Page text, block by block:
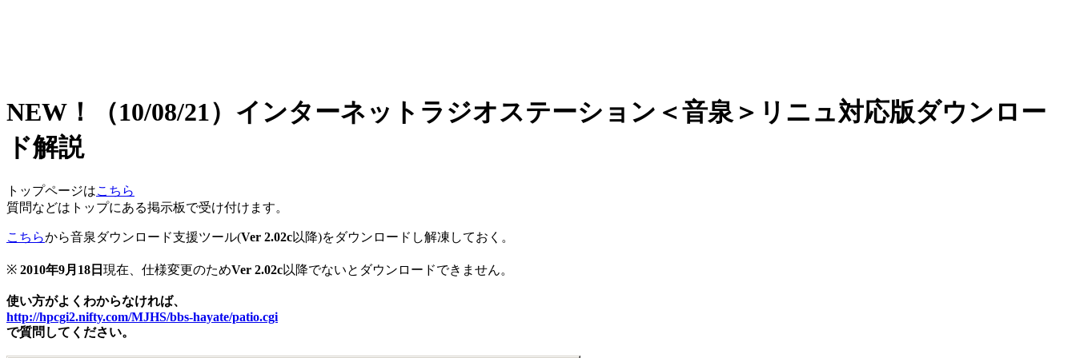
NEW！（10/08/21）インターネットラジオステーション＜音泉＞リニュ対応版ダウンロー
ド解説
トップページはこちら
質問などはトップにある掲示板で受け付けます。
こちらから音泉ダウンロード支援ツール(Ver 2.02c以降)をダウンロードし解凍しておく。
※ 2010年9月18日 現在、仕様変更のためVer 2.02c以降でないとダウンロードできません。
使い方がよくわからなければ、
http://hpcgi2.nifty.com/MJHS/bbs-hayate/patio.cgi
で質問してください。